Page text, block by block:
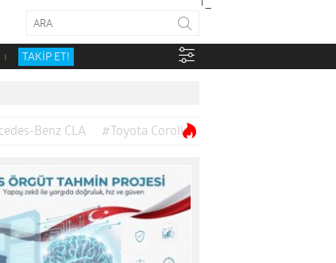
TAKİP ET!
Benz CLA #Toyota Corolla